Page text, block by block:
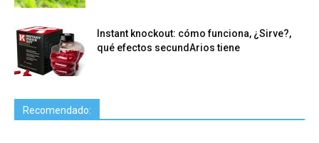
Instant knockout: cómo funciona, ¿Sirve?,
qué efectos secundArios tiene
Recomendado: